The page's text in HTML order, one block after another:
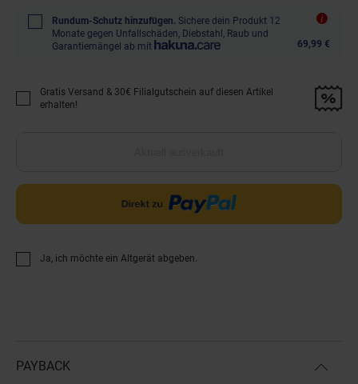
Rundum-Schutz hinzufügen. Sichere dein Produkt 12
Monate gegen Unfallschäden, Diebstahl, Raub und
Garantiemängel ab mit
69,99 €
Promotion "Gratis Versand &amp; 30€ Filialgutschein auf diesen Artikel
Gratis Versand & 30€ Filialgutschein auf diesen Artikel
erhalten!
Ja, ich möchte ein Altgerät abgeben.
PAYBACK